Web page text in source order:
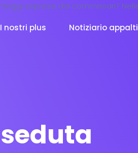
I nostri plus Notiziario appalti
seduta